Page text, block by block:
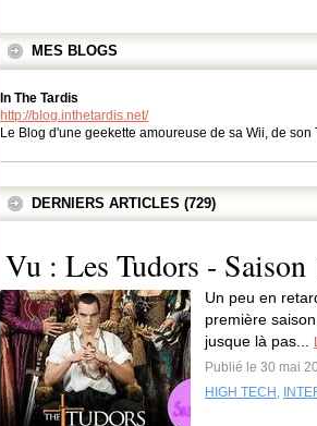
MES BLOGS
In The Tardis
http://blog.inthetardis.net/
Le Blog d'une geekette amoureuse de sa Wii, de
DERNIERS ARTICLES (729)
Vu : Les Tudors - Saison
Un peu en
première
jusque là pas...
Publié le 30 mai
HIGH TECH ,